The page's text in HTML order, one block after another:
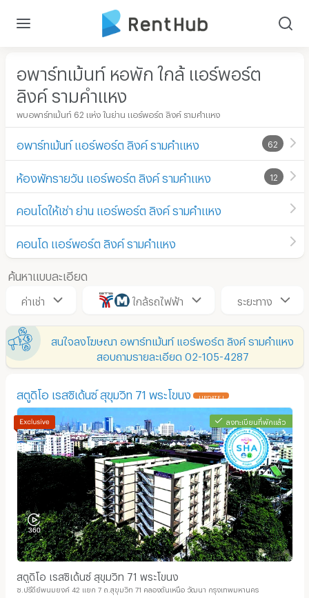
อพาร์ทเม้นท์ หอพัก ใกล้ แอร์พอร์ต
ลิงค์ รามคำแหง
พบอพาร์ทเม้นท์ 62 แห่ง ในย่าน แอร์พอร์ต ลิงค์ รามคำแหง
อพาร์ทเม้นท์ แอร์พอร์ต ลิงค์ รามคำแหง 62
ห้องพักรายวัน แอร์พอร์ต ลิงค์ รามคำแหง 12
คอนโดให้เช่า ย่าน แอร์พอร์ต ลิงค์ รามคำแหง
คอนโด แอร์พอร์ต ลิงค์ รามคำแหง
ค้นหาแบบละเอียด
ค่าเช่า ใกล้รถไฟฟ้า ระยะทาง
สนใจลงโฆษณา อพาร์ทเม้นท์ แอร์พอร์ต ลิงค์ รามคำแหง
สอบถามรายละเอียด 02-105-4287
สตูดิโอ เรสซิเด้นซ์ สุขุมวิท 71 พระโขนง UPDATE !
ลงทะเบียนที่พักแล้ว
สตูดิโอ เรสซิเด้นซ์ สุขุมวิท 71 พระโขนง
ซ.ปรีดีย์พนมยงค์ 42 แยก 7 ถ.สุขุมวิท 71 คลองตันเหนือ วัฒนา กรุงเทพมหานคร